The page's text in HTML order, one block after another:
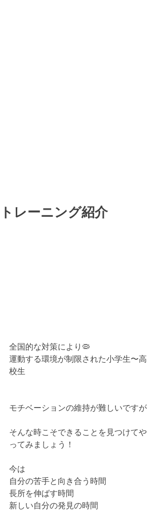
トレーニング紹介
全国的な対策により🦠
運動する環境が制限された小学生〜高
校生
モチベーションの維持が難しいですが
そんな時こそできることを見つけてや
ってみましょう！
今は
自分の苦手と向き合う時間
長所を伸ばす時間
新しい自分の発見の時間